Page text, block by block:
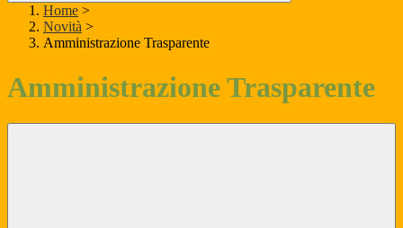
Home >
Novità >
Amministrazione Trasparente
Amministrazione Trasparente